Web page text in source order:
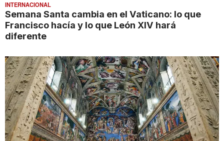
INTERNACIONAL
Semana Santa cambia en el Vaticano: lo que
Francisco hacía y lo que León XIV hará
diferente